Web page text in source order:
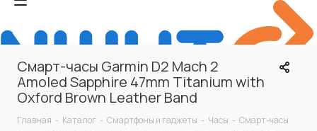
Смарт-часы Garmin D2 Mach 2
Amoled Sapphire 47mm Titanium with
Oxford Brown Leather Band
Главная - Каталог - Смартфоны и гаджеты - Часы - Смарт-часы